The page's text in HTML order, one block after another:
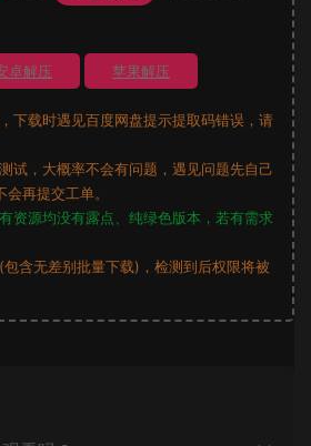
卓解压 苹果解压
载时遇见百度网盘提示提取码错误，请
，大概率不会有问题，遇见问题先自己
再提交工单。
资源均没有露点、纯绿色版本，若有需求
含无差别批量下载)，检测到后权限将被